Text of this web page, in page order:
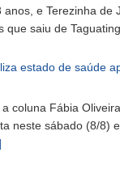
anos, e Terezinha de
que saiu de
estado de saúde
coluna Fábia
neste sábado (8/8)